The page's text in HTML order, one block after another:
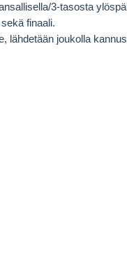
3-tasosta
finaali.
lähdetään joukolla